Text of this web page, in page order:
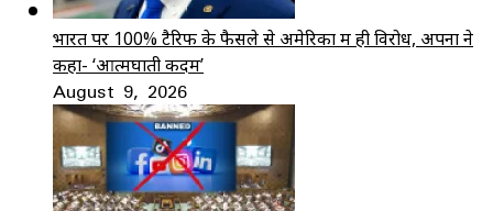
भारत पर 100% टैरिफ के फैसले से अमेरिका में ही विरोध, अपनों ने
कहा- ‘आत्मघाती कदम’
August 9, 2026